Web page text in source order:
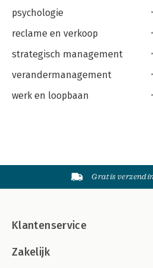
psychologie
reclame en verkoop
strategisch management
verandermanagement
werk en loopbaan
Gratis
Klantenservice
Zakelijk